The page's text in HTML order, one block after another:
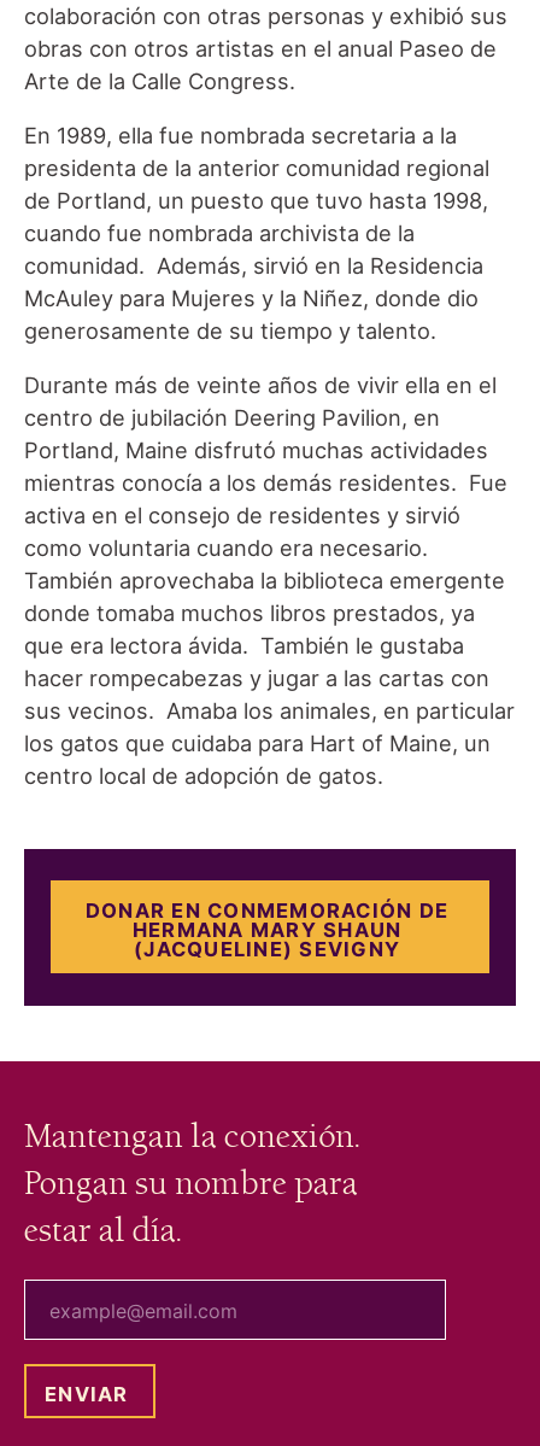
colaboración con otras personas y exhibió sus
obras con otros artistas en el anual Paseo de
Arte de la Calle Congress.
En 1989, ella fue nombrada secretaria a la
presidenta de la anterior comunidad regional
de Portland, un puesto que tuvo hasta 1998,
cuando fue nombrada archivista de la
comunidad. Además, sirvió en la Residencia
McAuley para Mujeres y la Niñez, donde dio
generosamente de su tiempo y talento.
Durante más de veinte años de vivir ella en el
centro de jubilación Deering Pavilion, en
Portland, Maine disfrutó muchas actividades
mientras conocía a los demás residentes. Fue
activa en el consejo de residentes y sirvió
como voluntaria cuando era necesario.
También aprovechaba la biblioteca emergente
donde tomaba muchos libros prestados, ya
que era lectora ávida. También le gustaba
hacer rompecabezas y jugar a las cartas con
sus vecinos. Amaba los animales, en particular
los gatos que cuidaba para Hart of Maine, un
centro local de adopción de gatos.
DONAR EN CONMEMORACIÓN DE
HERMANA MARY SHAUN
(JACQUELINE) SEVIGNY
Mantengan la conexión.
Pongan su nombre para
estar al día.